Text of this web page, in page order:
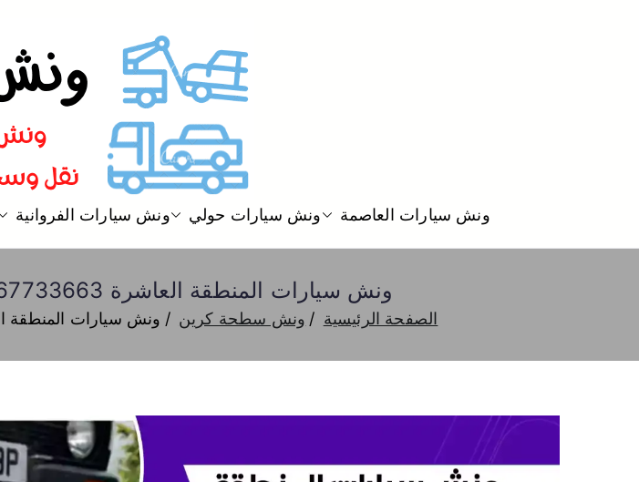
ونش سيارات العاصمة ونش سيارات حولي ونش سيارات الفروانية
ونش سيارات المنطقة العاشرة 67733663 كهربائي سيارات متنقل سطحة كرين
الصفحة الرئيسية ونش سطحة كرين ونش سيارات المنطقة العاشرة 67733663 كهربائي